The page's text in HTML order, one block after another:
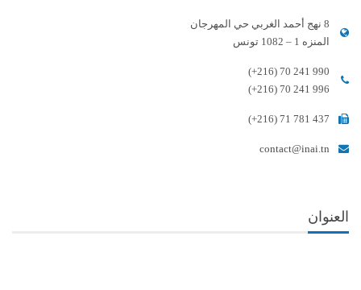
8 نهج أحمد الغربي حي المهرجان
المنزه 1 – 1082 تونس
(+216) 70 241 990
(+216) 70 241 996
(+216) 71 781 437
contact@inai.tn
العنوان